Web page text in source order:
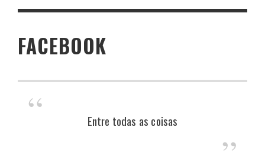
FACEBOOK
Entre todas as coisas